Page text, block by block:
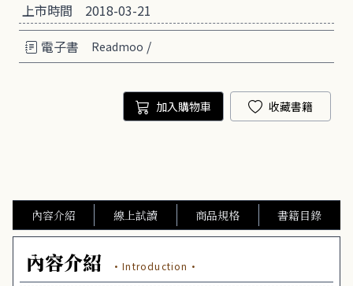
上市時間
2018-03-21
電子書
Readmoo /
加入購物車 收藏書籍
內容介紹 線上試讀 商品規格 書籍目錄
內容介紹 ·Introduction·